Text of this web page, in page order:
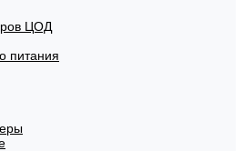
ЦОД
питания